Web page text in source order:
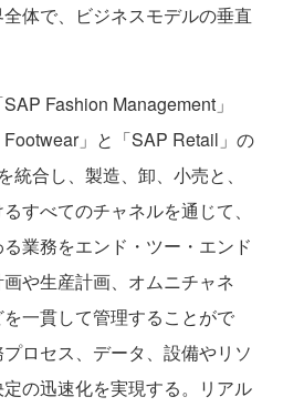
体で、ビジネスモデルの垂直
Fashion Management」
」と「SAP Retail」の
合し、製造、卸、小売と、
すべてのチャネルを通じて、
業務をエンド・ツー・エンド
や生産計画、オムニチャネ
一貫して管理することがで
ロセス、データ、設備やリソ
の迅速化を実現する。リアル